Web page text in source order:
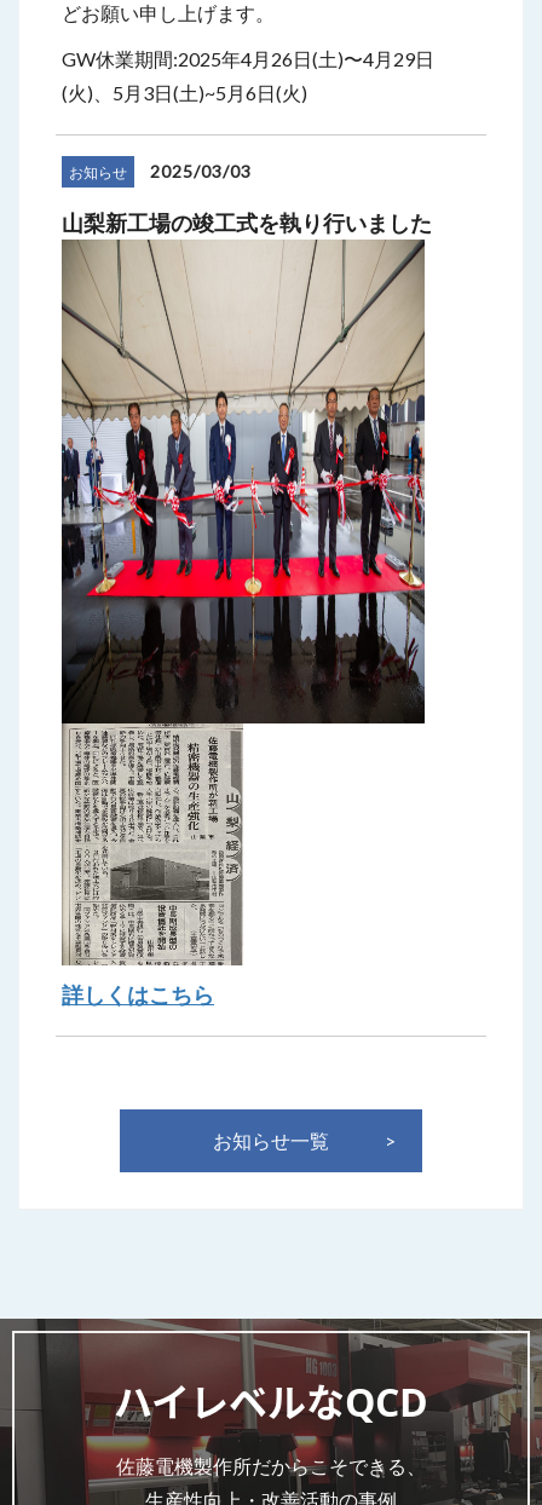
どお願い申し上げます。
GW休業期間:2025年4月26日(土)〜4月29日
(火)、5月3日(土)~5月6日(火)
お知らせ 2025/03/03
山梨新工場の竣工式を執り行いました
詳しくはこちら
お知らせ一覧
ハイレベルなQCD
佐藤電機製作所だからこそできる、
生産性向上・改善活動の事例